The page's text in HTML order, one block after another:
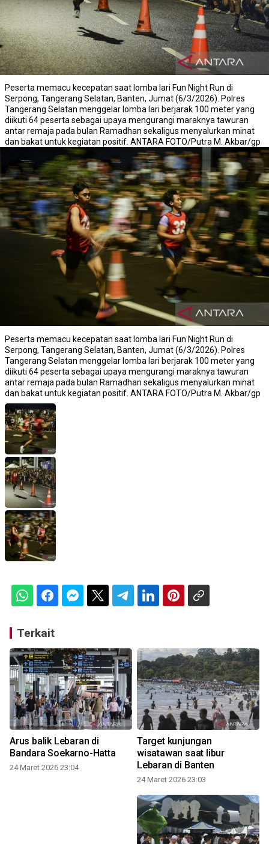
Peserta memacu kecepatan saat lomba lari Fun Night Run di
Serpong, Tangerang Selatan, Banten, Jumat (6/3/2026). Polres
Tangerang Selatan menggelar lomba lari berjarak 100 meter yang
diikuti 64 peserta sebagai upaya mengurangi maraknya tawuran
antar remaja pada bulan Ramadhan sekaligus menyalurkan minat
dan bakat untuk kegiatan positif. ANTARA FOTO/Putra M. Akbar/gp
Peserta memacu kecepatan saat lomba lari Fun Night Run di
Serpong, Tangerang Selatan, Banten, Jumat (6/3/2026). Polres
Tangerang Selatan menggelar lomba lari berjarak 100 meter yang
diikuti 64 peserta sebagai upaya mengurangi maraknya tawuran
antar remaja pada bulan Ramadhan sekaligus menyalurkan minat
dan bakat untuk kegiatan positif. ANTARA FOTO/Putra M. Akbar/gp
Terkait
Arus balik Lebaran di
Bandara Soekarno-Hatta
24 Maret 2026 23:04
Target kunjungan
wisatawan saat libur
Lebaran di Banten
24 Maret 2026 23:03